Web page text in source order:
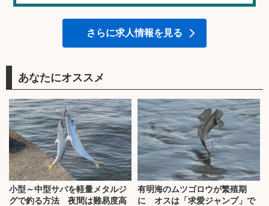
さらに求人情報を見る
あなたにオススメ
小型～中型サバを軽量メタルジ
グで釣る方法 夜間は難易度高
有明海のムツゴロウが繁殖期
に オスは「求愛ジャンプ」で